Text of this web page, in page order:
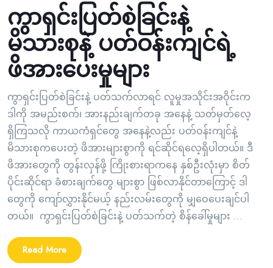
ကွာရှင်းပြတ်စဲခြင်းနဲ့
မိသားစုနဲ့ ပတ်ဝန်းကျင်ရဲ့
ဖိအားပေးမှုများ
ကွာရှင်းပြတ်စဲခြင်းနဲ့ ပတ်သက်လာရင် လူမှုအသိုင်းအဝိုင်းက
ဒါကို အမည်းစက်၊ အားနည်းချက်တခု အနေနဲ့ သတ်မှတ်လေ့
ရှိကြသလို ကာယကံရှင်တွေ အနေနဲ့လည်း ပတ်ဝန်းကျင်နဲ့
မိသားစုကပေးတဲ့ ဖိအားများစွာကို ရင်ဆိုင်ရလေ့ရှိပါတယ်။ ဒီ
ဖိအားတွေကို တွန်းလှန်ဖို့ ကြိုးစားရာကနေ နှစ်ဦးလုံးမှာ စိတ်
ပိုင်းဆိုင်ရာ ခံစားချက်တွေ များစွာ ဖြစ်လာနိုင်တာကြောင့် ဒါ
တွေကို ကျော်လွှားနိုင်မယ့် နည်းလမ်းတွေကို မျှဝေပေးချင်ပါ
တယ်။ ကွာရှင်းပြတ်စဲခြင်းနဲ့ ပတ်သက်တဲ့ စိန်ခေါ်မှုများ ...
Read More